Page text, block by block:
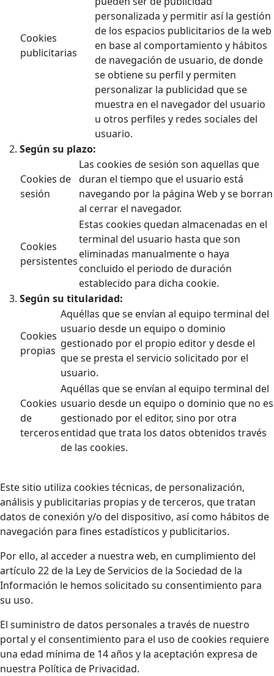
Cookies
publicitarias
personalizada y permitir así la gestión
de los espacios publicitarios de la web
en base al comportamiento y hábitos
de navegación de usuario, de donde
se obtiene su perfil y permiten
personalizar la publicidad que se
muestra en el navegador del usuario
u otros perfiles y redes sociales del
usuario.
Según su plazo:
Cookies de
sesión
Las cookies de sesión son aquellas que
duran el tiempo que el usuario está
navegando por la página Web y se borran
al cerrar el navegador.
Cookies
persistentes
Estas cookies quedan almacenadas en el
terminal del usuario hasta que son
eliminadas manualmente o haya
concluido el periodo de duración
establecido para dicha cookie.
Según su titularidad:
Cookies
propias
Aquéllas que se envían al equipo terminal del
usuario desde un equipo o dominio
gestionado por el propio editor y desde el
que se presta el servicio solicitado por el
usuario.
Cookies
de
terceros
Aquéllas que se envían al equipo terminal del
usuario desde un equipo o dominio que no es
gestionado por el editor, sino por otra
entidad que trata los datos obtenidos través
de las cookies.
Este sitio utiliza cookies técnicas, de personalización,
análisis y publicitarias propias y de terceros, que tratan
datos de conexión y/o del dispositivo, así como hábitos de
navegación para fines estadísticos y publicitarios.
Por ello, al acceder a nuestra web, en cumplimiento del
artículo 22 de la Ley de Servicios de la Sociedad de la
Información le hemos solicitado su consentimiento para
su uso.
El suministro de datos personales a través de nuestro
portal y el consentimiento para el uso de cookies requiere
una edad mínima de 14 años y la aceptación expresa de
nuestra Política de Privacidad.